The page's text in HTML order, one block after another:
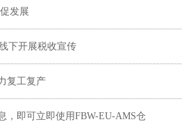
发展
下开展税收宣传
复工复产
，即可立即使用FBW-EU-AMS仓